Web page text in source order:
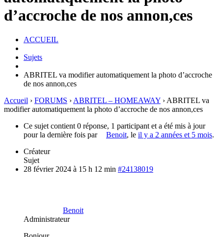
d’accroche de nos annon,ces
ACCUEIL
Sujets
ABRITEL va modifier automatiquement la photo d’accroche
de nos annon,ces
Accueil › FORUMS › ABRITEL – HOMEAWAY › ABRITEL va
modifier automatiquement la photo d’accroche de nos annon,ces
Ce sujet contient 0 réponse, 1 participant et a été mis à jour
pour la dernière fois par
Benoit, le il y a 2 années et 5 mois.
Créateur
Sujet
28 février 2024 à 15 h 12 min #24138019
Benoit
Administrateur